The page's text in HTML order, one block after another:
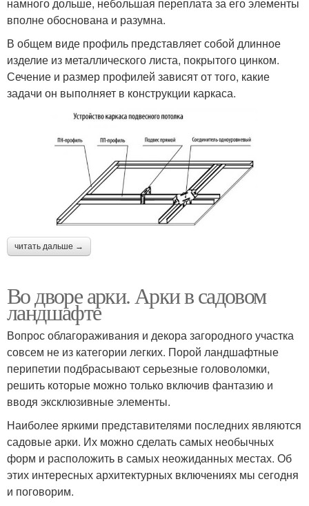
вполне обоснована и разумна.
В общем виде профиль представляет собой длинное
изделие из металлического листа, покрытого цинком.
Сечение и размер профилей зависят от того, какие
задачи он выполняет в конструкции каркаса.
читать дальше →
Во дворе арки. Арки в садовом
ландшафте
Вопрос облагораживания и декора загородного участка
совсем не из категории легких. Порой ландшафтные
перипетии подбрасывают серьезные головоломки,
решить которые можно только включив фантазию и
вводя эксклюзивные элементы.
Наиболее яркими представителями последних являются
садовые арки. Их можно сделать самых необычных
форм и расположить в самых неожиданных местах. Об
этих интересных архитектурных включениях мы сегодня
и поговорим.